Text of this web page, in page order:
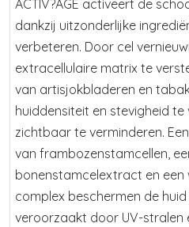
ACTIV?AGE activeert de
dankzij uitzonderlijke
verbeteren. Door cel
extracellulaire matrix te
van artisjokbladeren en
huiddensiteit en stevigheid
zichtbaar te verminderen.
van frambozenstamcellen,
bonenstamcelextract en
complex beschermen de
veroorzaakt door UV-stralen